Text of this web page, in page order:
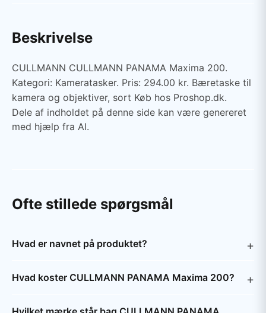
Beskrivelse
CULLMANN CULLMANN PANAMA Maxima 200.
Kategori: Kameratasker. Pris: 294.00 kr. Bæretaske til
kamera og objektiver, sort Køb hos Proshop.dk.
Dele af indholdet på denne side kan være genereret
med hjælp fra AI.
Ofte stillede spørgsmål
Hvad er navnet på produktet?
Hvad koster CULLMANN PANAMA Maxima 200?